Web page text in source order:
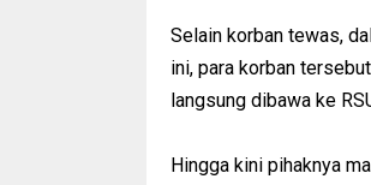
Selain korban tewas,
ini, para korban
langsung dibawa ke
Hingga kini pihaknya